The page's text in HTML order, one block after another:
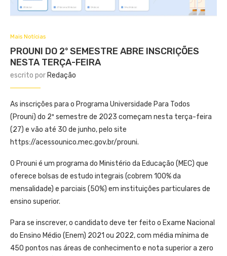
Mais Notícias
PROUNI DO 2º SEMESTRE ABRE INSCRIÇÕES
NESTA TERÇA-FEIRA
escrito por Redação
As inscrições para o Programa Universidade Para Todos
(Prouni) do 2º semestre de 2023 começam nesta terça-feira
(27) e vão até 30 de junho, pelo site
https://acessounico.mec.gov.br/prouni.
O Prouni é um programa do Ministério da Educação (MEC) que
oferece bolsas de estudo integrais (cobrem 100% da
mensalidade) e parciais (50%) em instituições particulares de
ensino superior.
Para se inscrever, o candidato deve ter feito o Exame Nacional
do Ensino Médio (Enem) 2021 ou 2022, com média mínima de
450 pontos nas áreas de conhecimento e nota superior a zero